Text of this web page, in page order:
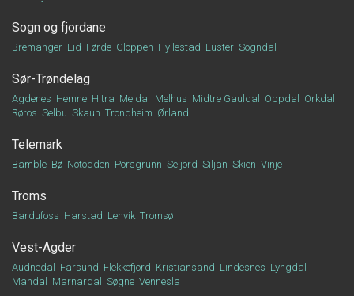
Sogn og fjordane
Bremanger Eid Førde Gloppen Hyllestad Luster Sogndal
Sør-Trøndelag
Agdenes Hemne Hitra Meldal Melhus Midtre Gauldal Oppdal
Orkdal
Røros Selbu Skaun Trondheim Ørland
Telemark
Bamble Bø Notodden Porsgrunn Seljord Siljan Skien Vinje
Troms
Bardufoss Harstad Lenvik Tromsø
Vest-Agder
Audnedal Farsund Flekkefjord Kristiansand Lindesnes Lyngdal
Mandal
Marnardal Søgne Vennesla